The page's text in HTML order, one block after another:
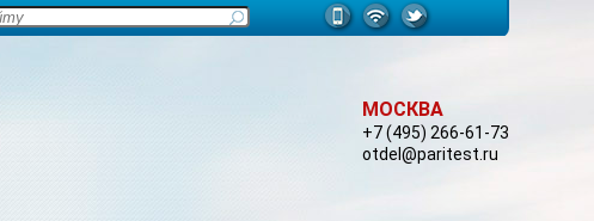
МОСКВА
+7 (495) 266-61-73
otdel@paritest.ru